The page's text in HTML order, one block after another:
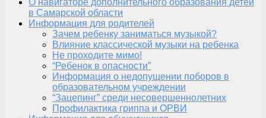
О навигаторе дополнительного образования детей
в Самарской области
Информация для родителей
Зачем ребенку заниматься музыкой?
Влияние классической музыки на ребенка
Не проходите мимо!
“Ребенок в опасности”
Информация о недопущении поборов в
образовательном учреждении
“Зацепинг” среди несовершеннолетних
Профилактика гриппа и ОРВИ